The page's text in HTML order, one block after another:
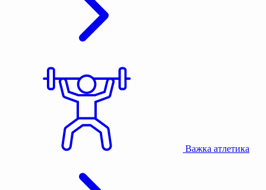
Важка атлетика